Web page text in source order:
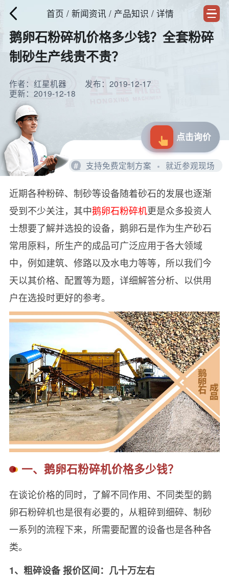
首页 / 新闻资讯 / 产品知识 / 详情
鹅卵石粉碎机价格多少钱？全套粉碎
制砂生产线贵不贵？
作者：红星机器
发布：2019-12-17
更新：2019-12-18
点击询价
# 支持免费定制方案 就近参观现场
近期各种粉碎、制砂等设备随着砂石的发展也逐渐
受到不少关注，其中鹅卵石粉碎机更是众多投资人
士想要了解并选投的设备，鹅卵石是作为生产砂石
常用原料，所生产的成品可广泛应用于各大领域
中，例如建筑、修路以及水电力等等，所以我们今
天以其价格、配置等为题，详细解答分析、以供用
户在选投时更好的参考。
一、鹅卵石粉碎机价格多少钱？
在谈论价格的同时，了解不同作用、不同类型的鹅
卵石粉碎机也是很有必要的，从粗碎到细碎、制砂
一系列的流程下来，所需要配置的设备也是各种各
类。
1、粗碎设备 报价区间：几十万左右